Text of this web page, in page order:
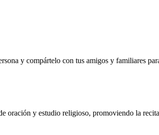
y compártelo con tus amigos y familiares
oración y estudio religioso, promoviendo la